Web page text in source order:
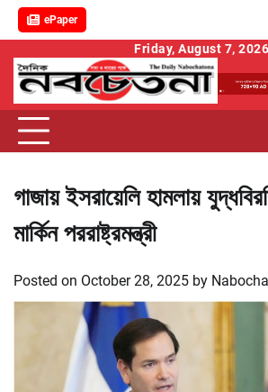
ePaper
content
Friday, August 7, 2026
গাজায় ইসরায়েলি হামলায়
মার্কিন পররাষ্ট্রমন্ত্রী
Posted on October 28, 2025 by